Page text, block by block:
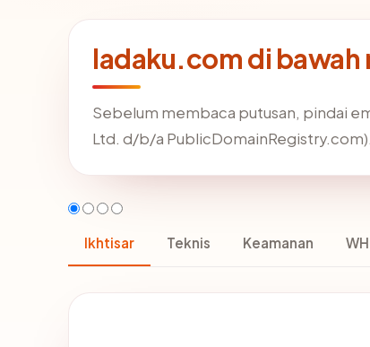
ladaku.com di
Sebelum membaca putusan, pindai
Ltd. d/b/a PublicDomainRegistry.com).
Ikhtisar Teknis Keamanan